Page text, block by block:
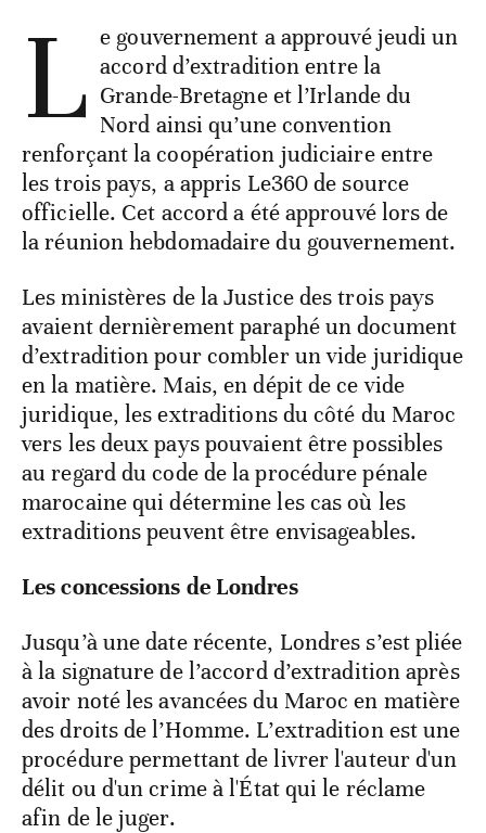
L e gouvernement a approuvé jeudi un
accord d’extradition entre la
Grande-Bretagne et l’Irlande du
Nord ainsi qu’une convention
renforçant la coopération judiciaire entre
les trois pays, a appris Le360 de source
officielle. Cet accord a été approuvé lors de
la réunion hebdomadaire du gouvernement.
Les ministères de la Justice des trois pays
avaient dernièrement paraphé un document
d’extradition pour combler un vide juridique
en la matière. Mais, en dépit de ce vide
juridique, les extraditions du côté du Maroc
vers les deux pays pouvaient être possibles
au regard du code de la procédure pénale
marocaine qui détermine les cas où les
extraditions peuvent être envisageables.
Les concessions de Londres
Jusqu’à une date récente, Londres s’est pliée
à la signature de l’accord d’extradition après
avoir noté les avancées du Maroc en matière
des droits de l’Homme. L’extradition est une
procédure permettant de livrer l'auteur d'un
délit ou d'un crime à l'État qui le réclame
afin de le juger.